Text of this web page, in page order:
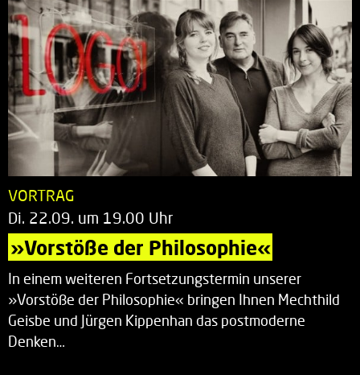
VORTRAG
Di. 22.09. um 19.00 Uhr
»Vorstöße der Philosophie«
In einem weiteren Fortsetzungstermin unserer
»Vorstöße der Philosophie« bringen Ihnen Mechthild
Geisbe und Jürgen Kippenhan das postmoderne
Denken…